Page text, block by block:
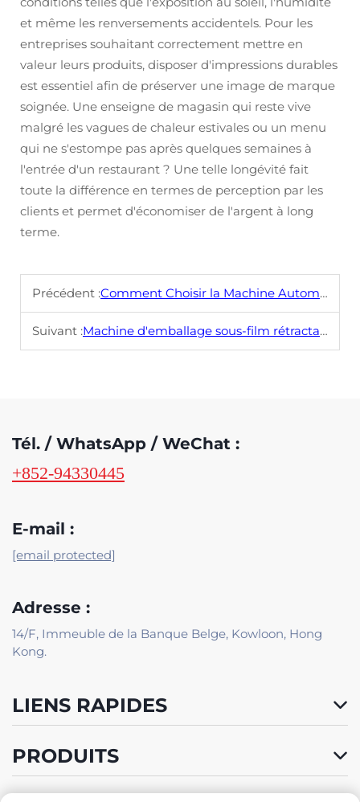
et même les renversements accidentels. Pour les
entreprises souhaitant correctement mettre en
valeur leurs produits, disposer d'impressions durables
est essentiel afin de préserver une image de marque
soignée. Une enseigne de magasin qui reste vive
malgré les vagues de chaleur estivales ou un menu
qui ne s'estompe pas après quelques semaines à
l'entrée d'un restaurant ? Une telle longévité fait
toute la différence en termes de perception par les
clients et permet d'économiser de l'argent à long
terme.
Précédent :Comment Choisir la Machine Automatique de Découpe d'Angles et de Laminage Adaptée
Suivant :Machine d'emballage sous-film rétractable intelligente : Ce qui la rend différente
Tél. / WhatsApp / WeChat :
+852-94330445
E-mail :
[email protected]
Adresse :
14/F, Immeuble de la Banque Belge, Kowloon, Hong
Kong.
LIENS RAPIDES
PRODUITS